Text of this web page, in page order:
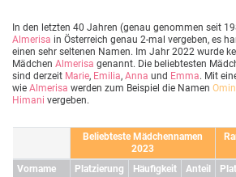
In den letzten 40 Jahren (genau genommen seit
Almerisa in Österreich genau 2-mal vergeben, es
einen sehr seltenen Namen. Im Jahr 2022 wurde
Mädchen Almerisa genannt. Die beliebtesten
sind derzeit Marie, Emilia, Anna und Emma. Mit
wie Almerisa werden zum Beispiel die Namen
Himani vergeben.
Beliebteste Mädchennamen
2023
Vorname
Platzierung Häufigkeit Anteil